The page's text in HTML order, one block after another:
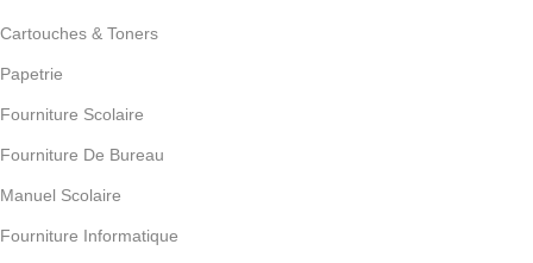
Cartouches & Toners
Papetrie
Fourniture Scolaire
Fourniture De Bureau
Manuel Scolaire
Fourniture Informatique